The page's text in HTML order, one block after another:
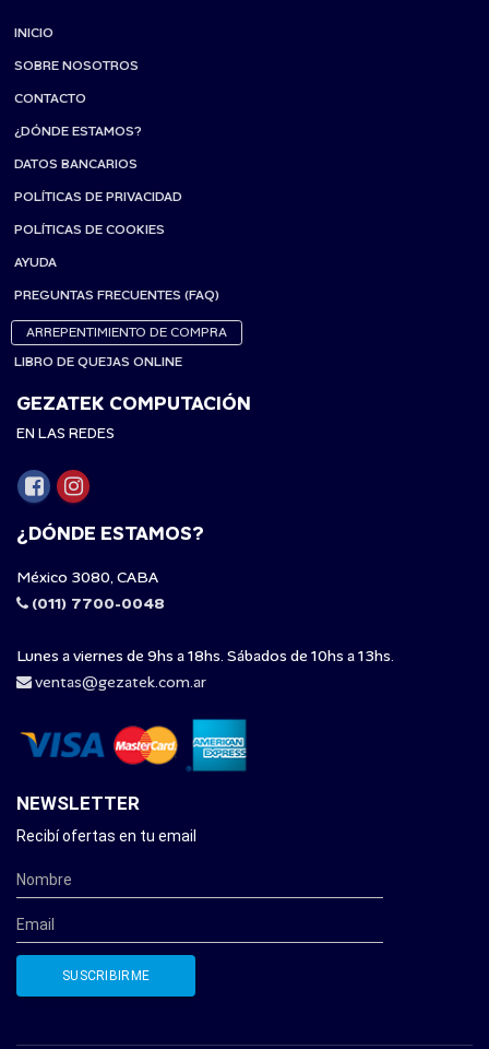
INICIO
SOBRE NOSOTROS
CONTACTO
¿DÓNDE ESTAMOS?
DATOS BANCARIOS
POLÍTICAS DE PRIVACIDAD
POLÍTICAS DE COOKIES
AYUDA
PREGUNTAS FRECUENTES (FAQ)
ARREPENTIMIENTO DE COMPRA
LIBRO DE QUEJAS ONLINE
GEZATEK COMPUTACIÓN
EN LAS REDES
¿DÓNDE ESTAMOS?
México 3080, CABA
(011) 7700-0048
Lunes a viernes de 9hs a 18hs. Sábados de 10hs a 13hs.
ventas@gezatek.com.ar
NEWSLETTER
Recibí ofertas en tu email